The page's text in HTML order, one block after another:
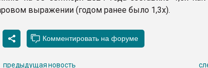
выражении (годом ранее было 1,3х).
предыдущая новость